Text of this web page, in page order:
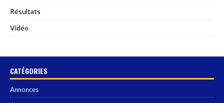
Résultats
Vidéo
CATÉGORIES
Annonces